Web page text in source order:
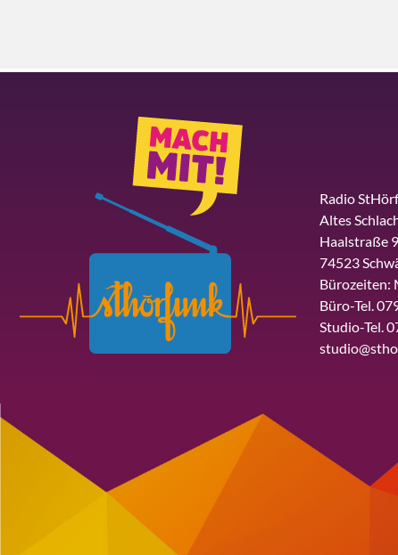
Radio
Altes
Haalstraße
74523
Bürozeiten:
Büro-Tel.
Studio-Tel.